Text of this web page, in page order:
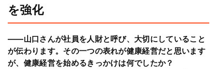
を強化
――山口さんが社員を人財と呼び、大切にしていること
が伝わります。その一つの表れが健康経営だと思います
が、健康経営を始めるきっかけは何でしたか？